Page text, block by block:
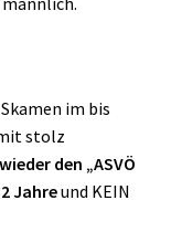
im bis
stolz
den „ASVÖ
Jahreund KEIN